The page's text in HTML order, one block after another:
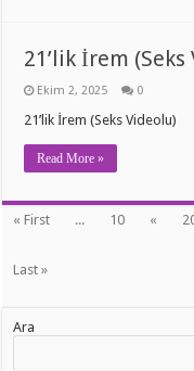
21’lik İrem
Ekim 2, 2025 0
21’lik İrem (Seks Videolu)
Read More »
« First ... 10 «
Last »
Ara